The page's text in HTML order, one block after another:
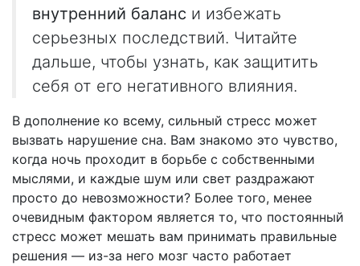
внутренний баланс и избежать
серьезных последствий. Читайте
дальше, чтобы узнать, как защитить
себя от его негативного влияния.
В дополнение ко всему, сильный стресс может
вызвать нарушение сна. Вам знакомо это чувство,
когда ночь проходит в борьбе с собственными
мыслями, и каждые шум или свет раздражают
просто до невозможности? Более того, менее
очевидным фактором является то, что постоянный
стресс может мешать вам принимать правильные
решения — из-за него мозг часто работает